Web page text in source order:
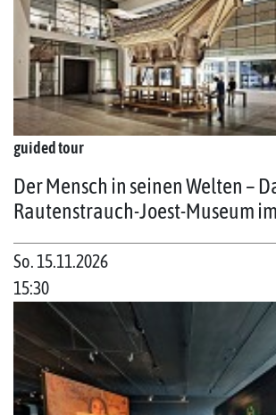
guided tour
Der Mensch in seinen Welten –
Rautenstrauch-Joest-Museum
So. 15.11.2026
15:30